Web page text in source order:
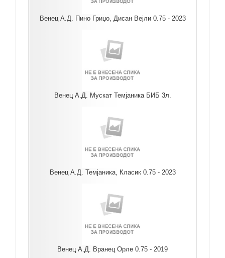
Венец А.Д. Пино Гриџо, Дисан Вејли 0.75 - 2023
Венец А.Д. Мускат Темјаника БИБ 3л.
Венец А.Д. Темјаника, Класик 0.75 - 2023
Венец А.Д. Вранец Орле 0.75 - 2019